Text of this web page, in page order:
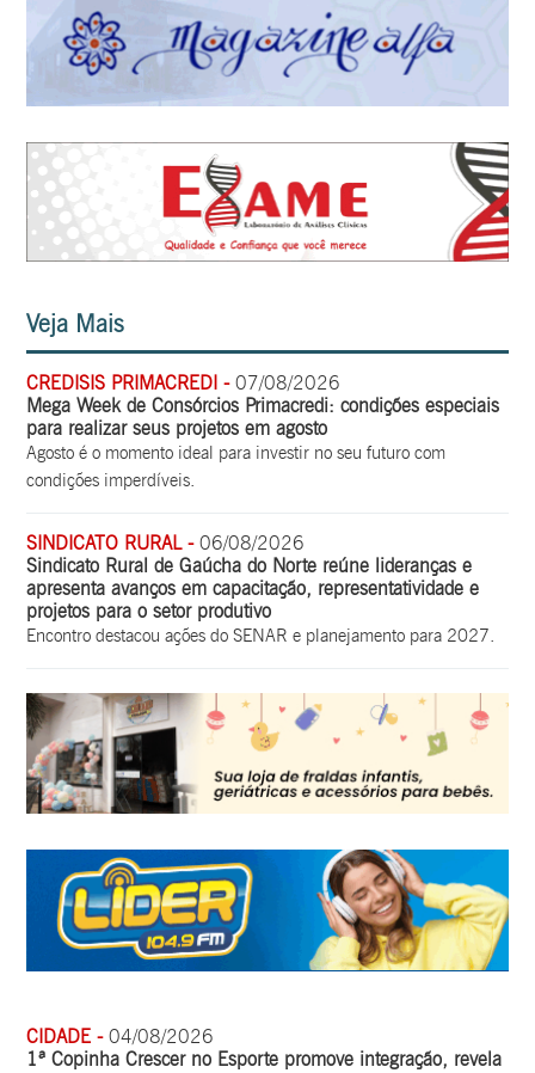
Veja Mais
CREDISIS PRIMACREDI -07/08/2026
Mega Week de Consórcios Primacredi: condições especiais
para realizar seus projetos em agosto
Agosto é o momento ideal para investir no seu futuro com
condições imperdíveis.
SINDICATO RURAL -06/08/2026
Sindicato Rural de Gaúcha do Norte reúne lideranças e
apresenta avanços em capacitação, representatividade e
projetos para o setor produtivo
Encontro destacou ações do SENAR e planejamento para 2027.
CIDADE -04/08/2026
1ª Copinha Crescer no Esporte promove integração, revela